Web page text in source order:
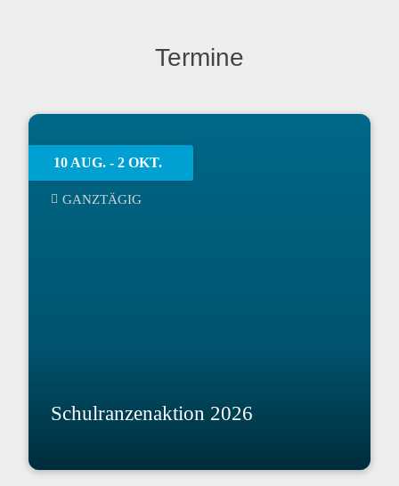
Termine
10 AUG. - 2 OKT.
GANZTÄGIG
Schulranzenaktion 2026